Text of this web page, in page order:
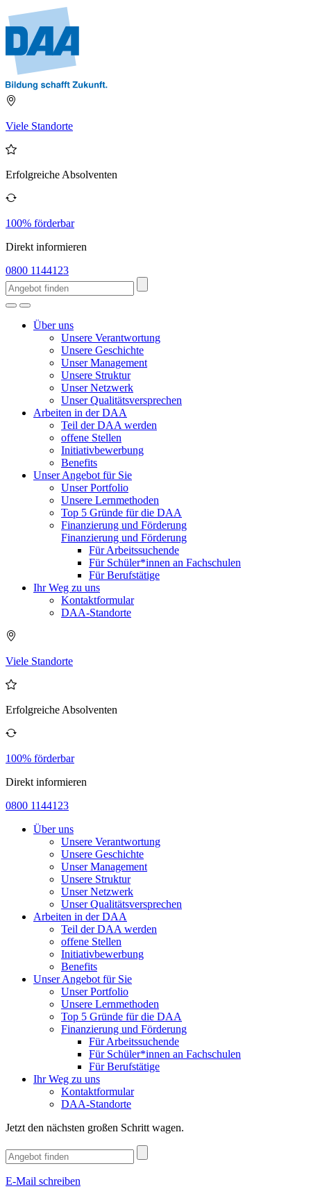
Viele Standorte
Erfolgreiche Absolventen
100% förderbar
Direkt informieren
0800 1144123
Über uns
Unsere Verantwortung
Unsere Geschichte
Unser Management
Unsere Struktur
Unser Netzwerk
Unser Qualitätsversprechen
Arbeiten in der DAA
Teil der DAA werden
offene Stellen
Initiativbewerbung
Benefits
Unser Angebot für Sie
Unser Portfolio
Unsere Lernmethoden
Top 5 Gründe für die DAA
Finanzierung und Förderung
Finanzierung und Förderung
Für Arbeitssuchende
Für Schüler*innen an Fachschulen
Für Berufstätige
Ihr Weg zu uns
Kontaktformular
DAA-Standorte
Viele Standorte
Erfolgreiche Absolventen
100% förderbar
Direkt informieren
0800 1144123
Über uns
Unsere Verantwortung
Unsere Geschichte
Unser Management
Unsere Struktur
Unser Netzwerk
Unser Qualitätsversprechen
Arbeiten in der DAA
Teil der DAA werden
offene Stellen
Initiativbewerbung
Benefits
Unser Angebot für Sie
Unser Portfolio
Unsere Lernmethoden
Top 5 Gründe für die DAA
Finanzierung und Förderung
Für Arbeitssuchende
Für Schüler*innen an Fachschulen
Für Berufstätige
Ihr Weg zu uns
Kontaktformular
DAA-Standorte
Jetzt den nächsten großen Schritt wagen.
E-Mail schreiben